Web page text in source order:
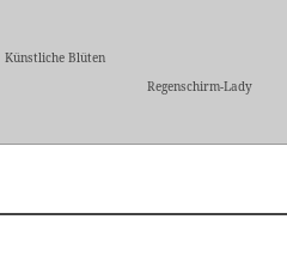
Künstliche Blüten
Regenschirm-Lady